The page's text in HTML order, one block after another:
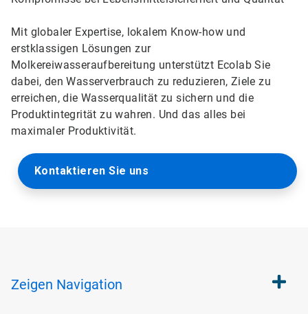
Mit globaler Expertise, lokalem Know-how und
erstklassigen Lösungen zur
Molkereiwasseraufbereitung unterstützt Ecolab Sie
dabei, den Wasserverbrauch zu reduzieren, Ziele zu
erreichen, die Wasserqualität zu sichern und die
Produktintegrität zu wahren. Und das alles bei
maximaler Produktivität.
Kontaktieren Sie uns
Zeigen Navigation